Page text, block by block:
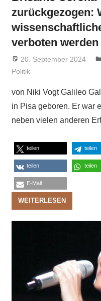
zurückgezogen:
verboten werden
20. September 2024
Politik
von Niki Vogt Galileo
in Pisa geboren. Er war
neben vielen anderen
teilen teilen
teilen teilen
E-Mail
WEITERLESEN